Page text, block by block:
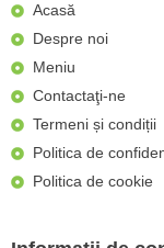
Acasă
Despre noi
Meniu
Contactaţi-ne
Termeni și condiții
Politica de
Politica de cookie